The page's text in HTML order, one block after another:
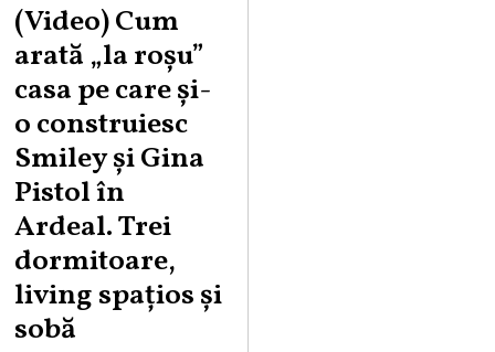
(Video) Cum
arată „la roşu”
casa pe care şi-
o construiesc
Smiley şi Gina
Pistol în
Ardeal. Trei
dormitoare,
living spațios și
sobă